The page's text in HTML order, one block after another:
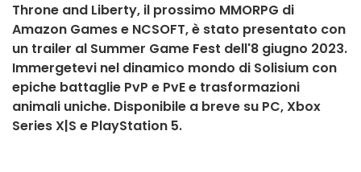
Throne and Liberty, il prossimo MMORPG di
Amazon Games e NCSOFT, è stato presentato con
un trailer al Summer Game Fest dell'8 giugno 2023.
Immergetevi nel dinamico mondo di Solisium con
epiche battaglie PvP e PvE e trasformazioni
animali uniche. Disponibile a breve su PC, Xbox
Series X|S e PlayStation 5.